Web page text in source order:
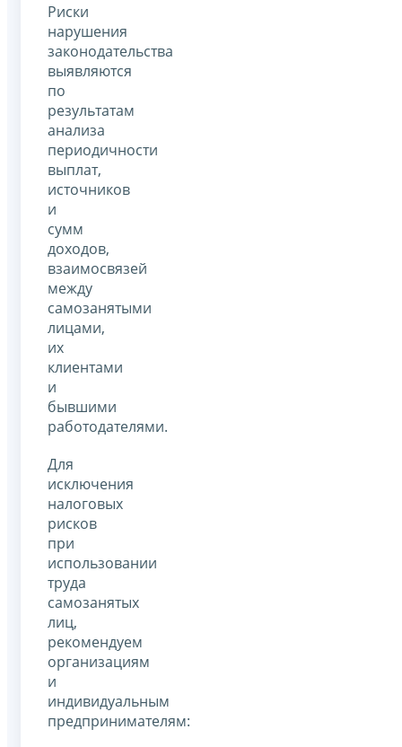
Риски
нарушения
законодательства
выявляются
по
результатам
анализа
периодичности
выплат,
источников
и
сумм
доходов,
взаимосвязей
между
самозанятыми
лицами,
их
клиентами
и
бывшими
работодателями.
Для
исключения
налоговых
рисков
при
использовании
труда
самозанятых
лиц,
рекомендуем
организациям
и
индивидуальным
предпринимателям: